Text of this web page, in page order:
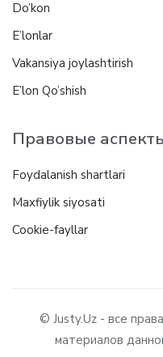
Do’kon
E’lonlar
Vakansiya joylashtirish
E’lon Qo’shish
Правовые
Foydalanish shartlari
Maxfiylik siyosati
Cookie-fayllar
© Justy.Uz - все
материалов